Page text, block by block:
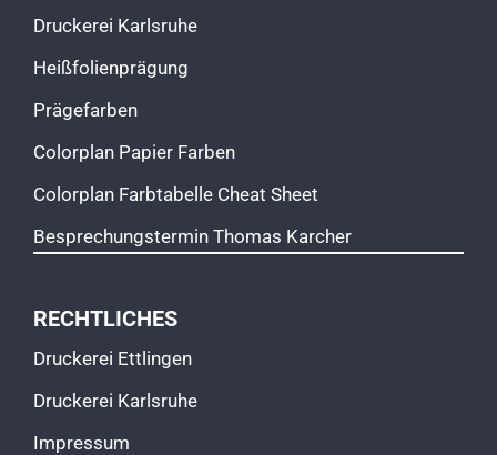
BLOG
Druckerei Karlsruhe
Heißfolienprägung
Prägefarben
Colorplan Papier Farben
Colorplan Farbtabelle Cheat Sheet
Besprechungstermin Thomas Karcher
RECHTLICHES
Druckerei Ettlingen
Druckerei Karlsruhe
Impressum